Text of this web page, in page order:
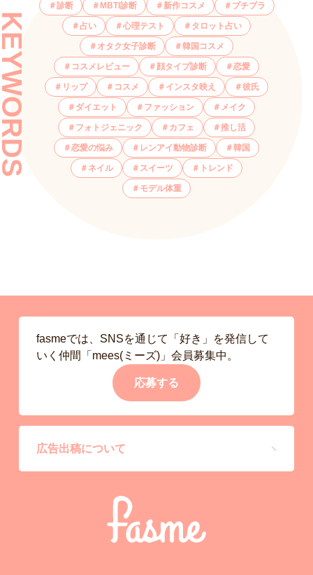
診断 MBTI診断 新作コスメ プチプラ
占い 心理テスト タロット占い
オタク女子診断 韓国コスメ
コスメレビュー 顔タイプ診断 恋愛
リップ コスメ インスタ映え 彼氏
ダイエット ファッション メイク
フォトジェニック カフェ 推し活
恋愛の悩み レンアイ動物診断 韓国
ネイル スイーツ トレンド
モデル体重
fasmeでは、SNSを通じて「好き」を発信して
いく仲間「mees(ミーズ)」会員募集中。
応募する
広告出稿について